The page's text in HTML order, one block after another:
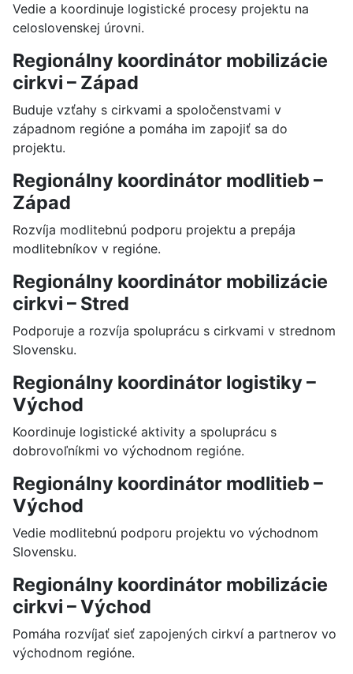
Vedie a koordinuje logistické procesy projektu na
celoslovenskej úrovni.
Regionálny koordinátor mobilizácie
cirkvi – Západ
Buduje vzťahy s cirkvami a spoločenstvami v
západnom regióne a pomáha im zapojiť sa do
projektu.
Regionálny koordinátor modlitieb –
Západ
Rozvíja modlitebnú podporu projektu a prepája
modlitebníkov v regióne.
Regionálny koordinátor mobilizácie
cirkvi – Stred
Podporuje a rozvíja spoluprácu s cirkvami v strednom
Slovensku.
Regionálny koordinátor logistiky –
Východ
Koordinuje logistické aktivity a spoluprácu s
dobrovoľníkmi vo východnom regióne.
Regionálny koordinátor modlitieb –
Východ
Vedie modlitebnú podporu projektu vo východnom
Slovensku.
Regionálny koordinátor mobilizácie
cirkvi – Východ
Pomáha rozvíjať sieť zapojených cirkví a partnerov vo
východnom regióne.